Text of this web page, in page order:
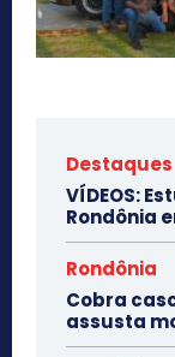
Destaques
VÍDEOS:
Rondônia
Rondônia
Cobra
assusta